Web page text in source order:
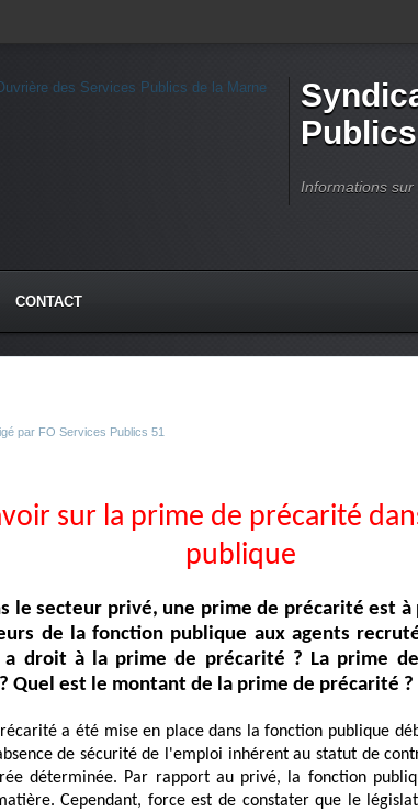
Informations
CONTACT
par FO Services Publics 51
sur la prime de précarité
publique
le secteur privé, une prime de précarité est
de la fonction publique aux agents
a droit à la prime de précarité ? La prime
Quel est le montant de la prime de précarité
a été mise en place dans la fonction publique
de sécurité de l'emploi inhérent au statut de
déterminée. Par rapport au privé, la fonction
Cependant, force est de constater que le